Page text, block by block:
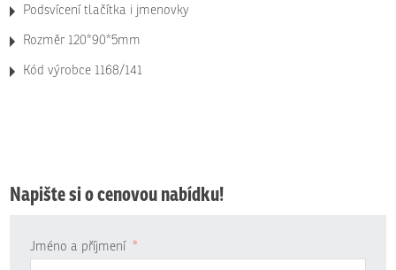
Podsvícení tlačítka i jmenovky
Rozměr 120*90*5mm
Kód výrobce 1168/141
Napište si o cenovou nabídku!
Jméno a příjmení *